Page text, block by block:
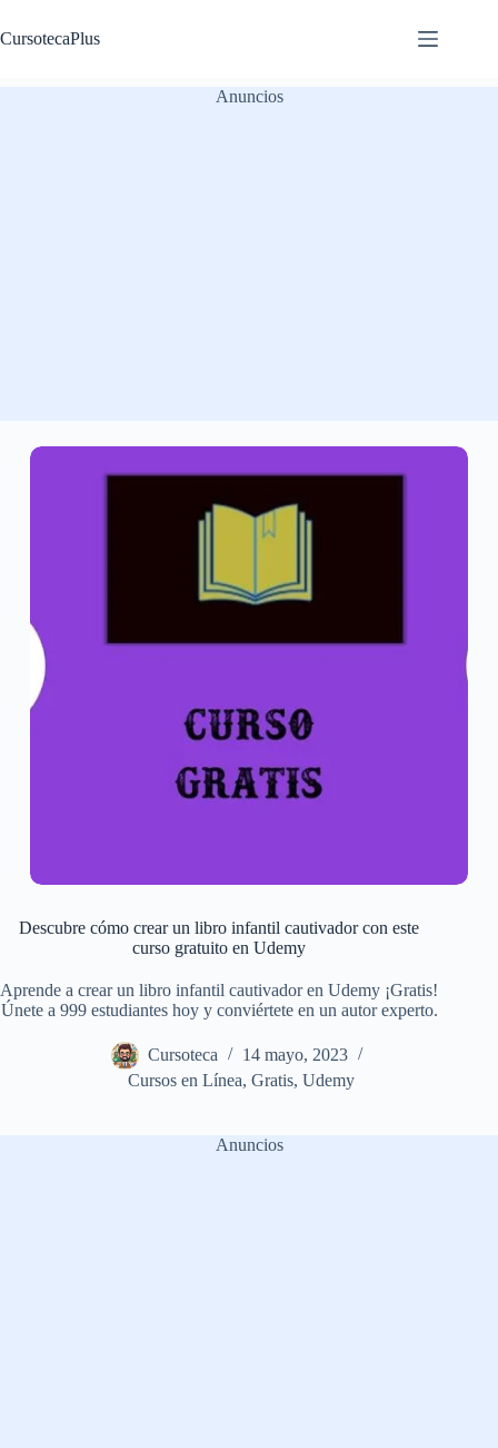
al
contenido
CursotecaPlus
Anuncios
Descubre cómo crear un libro infantil cautivador con este
curso gratuito en Udemy
Aprende a crear un libro infantil cautivador en Udemy ¡Gratis!
Únete a 999 estudiantes hoy y conviértete en un autor experto.
Cursoteca
14 mayo, 2023
Cursos en Línea,Gratis,Udemy
Anuncios